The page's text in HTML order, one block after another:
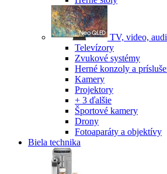
TV, video,
Televízory
Zvukové systémy
Herné konzoly a
Kamery
Projektory
+ 3 ďalšie
Športové kamery
Drony
Fotoaparáty a objektívy
Biela technika